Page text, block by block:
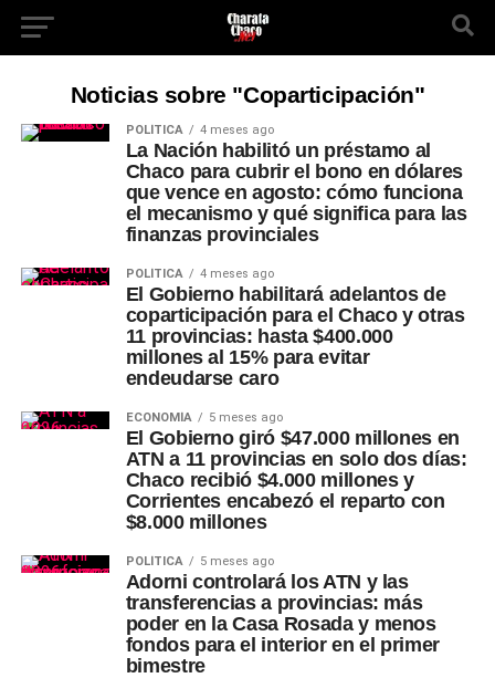
Noticias sobre "Coparticipación"
POLÍTICA 4 meses ago
La Nación habilitó un préstamo al
Chaco para cubrir el bono en dólares
que vence en agosto: cómo funciona
el mecanismo y qué significa para las
finanzas provinciales
POLÍTICA 4 meses ago
El Gobierno habilitará adelantos de
coparticipación para el Chaco y otras
11 provincias: hasta $400.000
millones al 15% para evitar
endeudarse caro
ECONOMÍA 5 meses ago
El Gobierno giró $47.000 millones en
ATN a 11 provincias en solo dos días:
Chaco recibió $4.000 millones y
Corrientes encabezó el reparto con
$8.000 millones
POLÍTICA 5 meses ago
Adorni controlará los ATN y las
transferencias a provincias: más
poder en la Casa Rosada y menos
fondos para el interior en el primer
bimestre